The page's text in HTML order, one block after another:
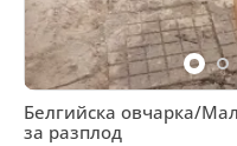
Белгийска овчарка/
за разплод